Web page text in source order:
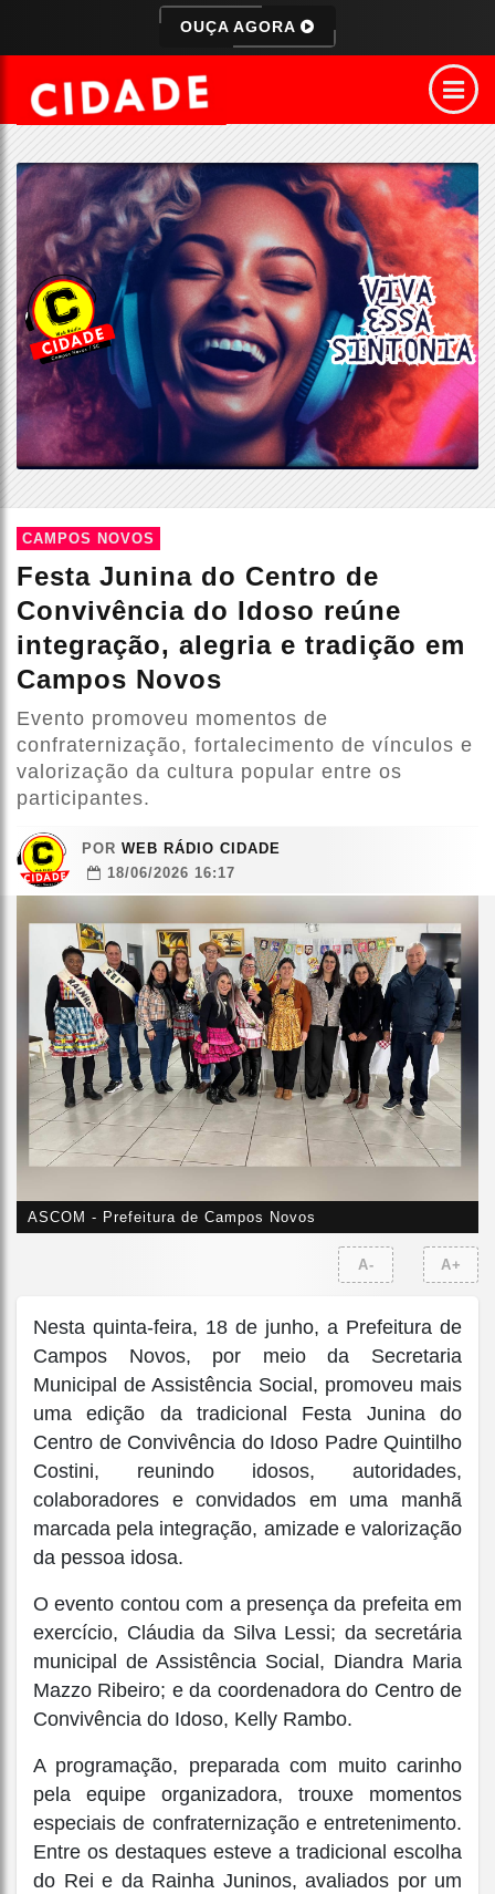
OUÇA AGORA
CAMPOS NOVOS
Festa Junina do Centro de
Convivência do Idoso reúne
integração, alegria e tradição em
Campos Novos
Evento promoveu momentos de
confraternização, fortalecimento de vínculos e
valorização da cultura popular entre os
participantes.
POR WEB RÁDIO CIDADE
18/06/2026 16:17
ASCOM - Prefeitura de Campos Novos
A- A+
Nesta quinta-feira, 18 de junho, a Prefeitura de
Campos Novos, por meio da Secretaria
Municipal de Assistência Social, promoveu mais
uma edição da tradicional Festa Junina do
Centro de Convivência do Idoso Padre Quintilho
Costini, reunindo idosos, autoridades,
colaboradores e convidados em uma manhã
marcada pela integração, amizade e valorização
da pessoa idosa.
O evento contou com a presença da prefeita em
exercício, Cláudia da Silva Lessi; da secretária
municipal de Assistência Social, Diandra Maria
Mazzo Ribeiro; e da coordenadora do Centro de
Convivência do Idoso, Kelly Rambo.
A programação, preparada com muito carinho
pela equipe organizadora, trouxe momentos
especiais de confraternização e entretenimento.
Entre os destaques esteve a tradicional escolha
do Rei e da Rainha Juninos, avaliados por um